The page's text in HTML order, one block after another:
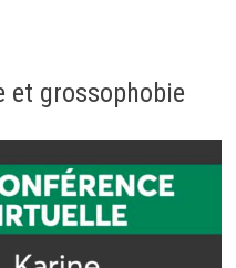
et grossophobie